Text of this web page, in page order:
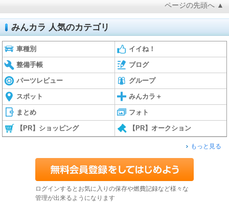
ページの先頭へ ▲
みんカラ 人気のカテゴリ
車種別 イイね！
整備手帳 ブログ
パーツレビュー グループ
スポット みんカラ＋
まとめ フォト
【PR】ショッピング 【PR】オークション
もっと見る
ログインするとお気に入りの保存や燃費記録など様々な
管理が出来るようになります